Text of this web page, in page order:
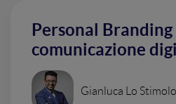
Personal
comunicazione
Gianluca Lo Stimolo